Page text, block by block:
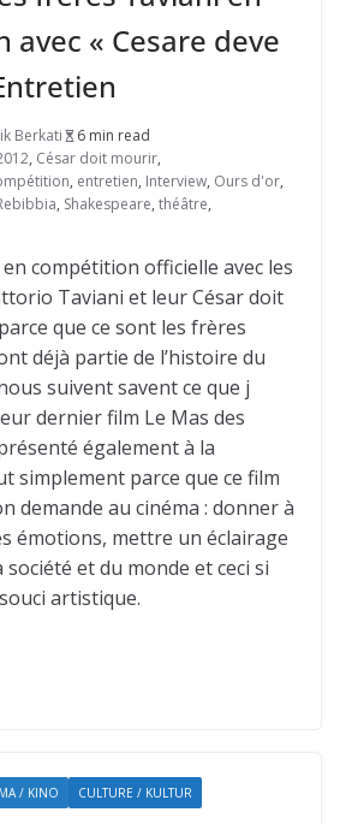
« Cesare deve
Berkati
6 min read
, César doit mourir,
, entretien, Interview, Ours d'or,
, Shakespeare, théâtre,
compétition officielle avec les
Taviani et leur César doit
que ce sont les frères
déjà partie de l’histoire du
suivent savent ce que j
dernier film Le Mas des
également à la
simplement parce que ce film
demande au cinéma : donner à
émotions, mettre un éclairage
et du monde et ceci si
artistique.
/ KINO CULTURE / KULTUR